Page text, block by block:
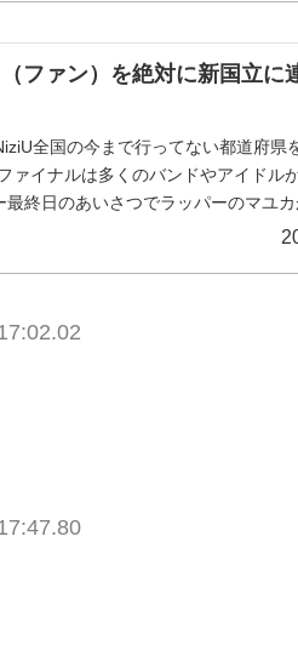
ファン）を絶対に新国立に
全国の今まで行ってない都道府県
ァイナルは多くのバンドやアイドル
終日のあいさつでラッパーのマユカ